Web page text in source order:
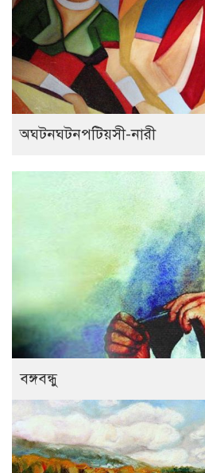
অঘটনঘটনপটিয়সী-নারী
বঙ্গবন্ধু